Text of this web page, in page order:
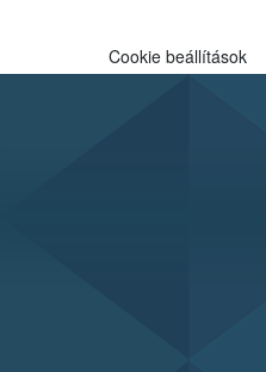
Cookie beállítások